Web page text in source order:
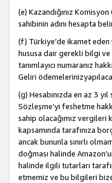
(e) Kazandığınız
sahibinin adını hesapta
(f) Türkiye’de ikamet eden
hususa dair gerekli bilgi ve
tanımlayıcı numaranız
Geliri
(g) Hesabınızda en az 3
Sözleşme’yi feshetme
sahip olacağımız
kapsamında tarafınıza
ancak bununla sınırlı
doğması halinde
halinde ilgili tutarları
etmemiz ve bu bilgileri